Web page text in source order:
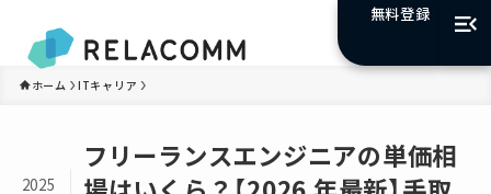
無料登録
ホーム ITキャリア
フリーランスエンジニアの単価相
2025